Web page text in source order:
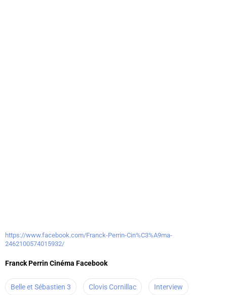
https://www.facebook.com/Franck-Perrin-Cin%C3%A9ma-
2462100574015932/
Franck Perrin Cinéma Facebook
Belle et Sébastien 3 Clovis Cornillac Interview